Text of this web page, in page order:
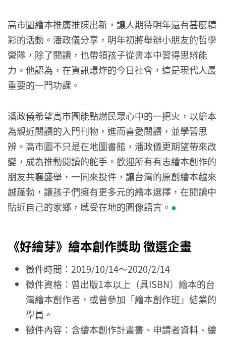
高市圖繪本推廣推陳出新，讓人期待明年還有甚麼精
彩的活動。潘政儀分享，明年初將舉辦小朋友的哲學
營隊，除了閱讀，也帶領孩子從書本中習得思辨能
力。他認為，在資訊爆炸的今日社會，這是現代人最
重要的一門功課。
潘政儀希望高市圖能點燃民眾心中的一把火，以繪本
為親近閱讀的入門刊物，進而喜愛閱讀，並學習思
辨。高市圖不只是在地圖書館，潘政儀更期望帶來改
變，成為推動閱讀的舵手。歡迎所有有志繪本創作的
朋友共襄盛舉，一同來投件，讓台灣的原創繪本越來
越蓬勃，讓孩子們擁有更多元的繪本選擇，在閱讀中
貼近自己的家鄉，感受在地的圖像語言。 ●
《好繪芽》繪本創作獎助 徵選企畫
徵件時間：2019/10/14～2020/2/14
徵件資格：曾出版1本以上（具ISBN）繪本的台
灣繪本創作者，或曾參加「繪本創作班」結業的
學員。
徵件內容：含繪本創作計畫書、申請者資料、繪